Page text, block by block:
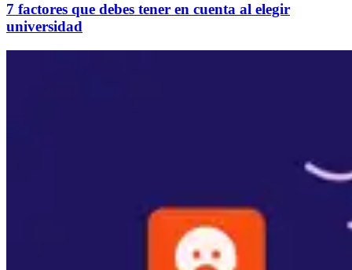
7 factores que debes tener en cuenta al elegir
universidad